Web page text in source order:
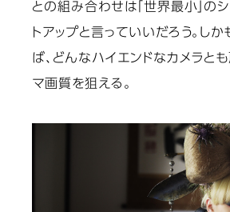
との組み合わせは「世界最小」の
トアップと言っていいだろう。し
ば、どんなハイエンドなカメラと
マ画質を狙える。